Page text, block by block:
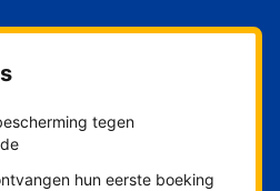
tegen
hun eerste boeking